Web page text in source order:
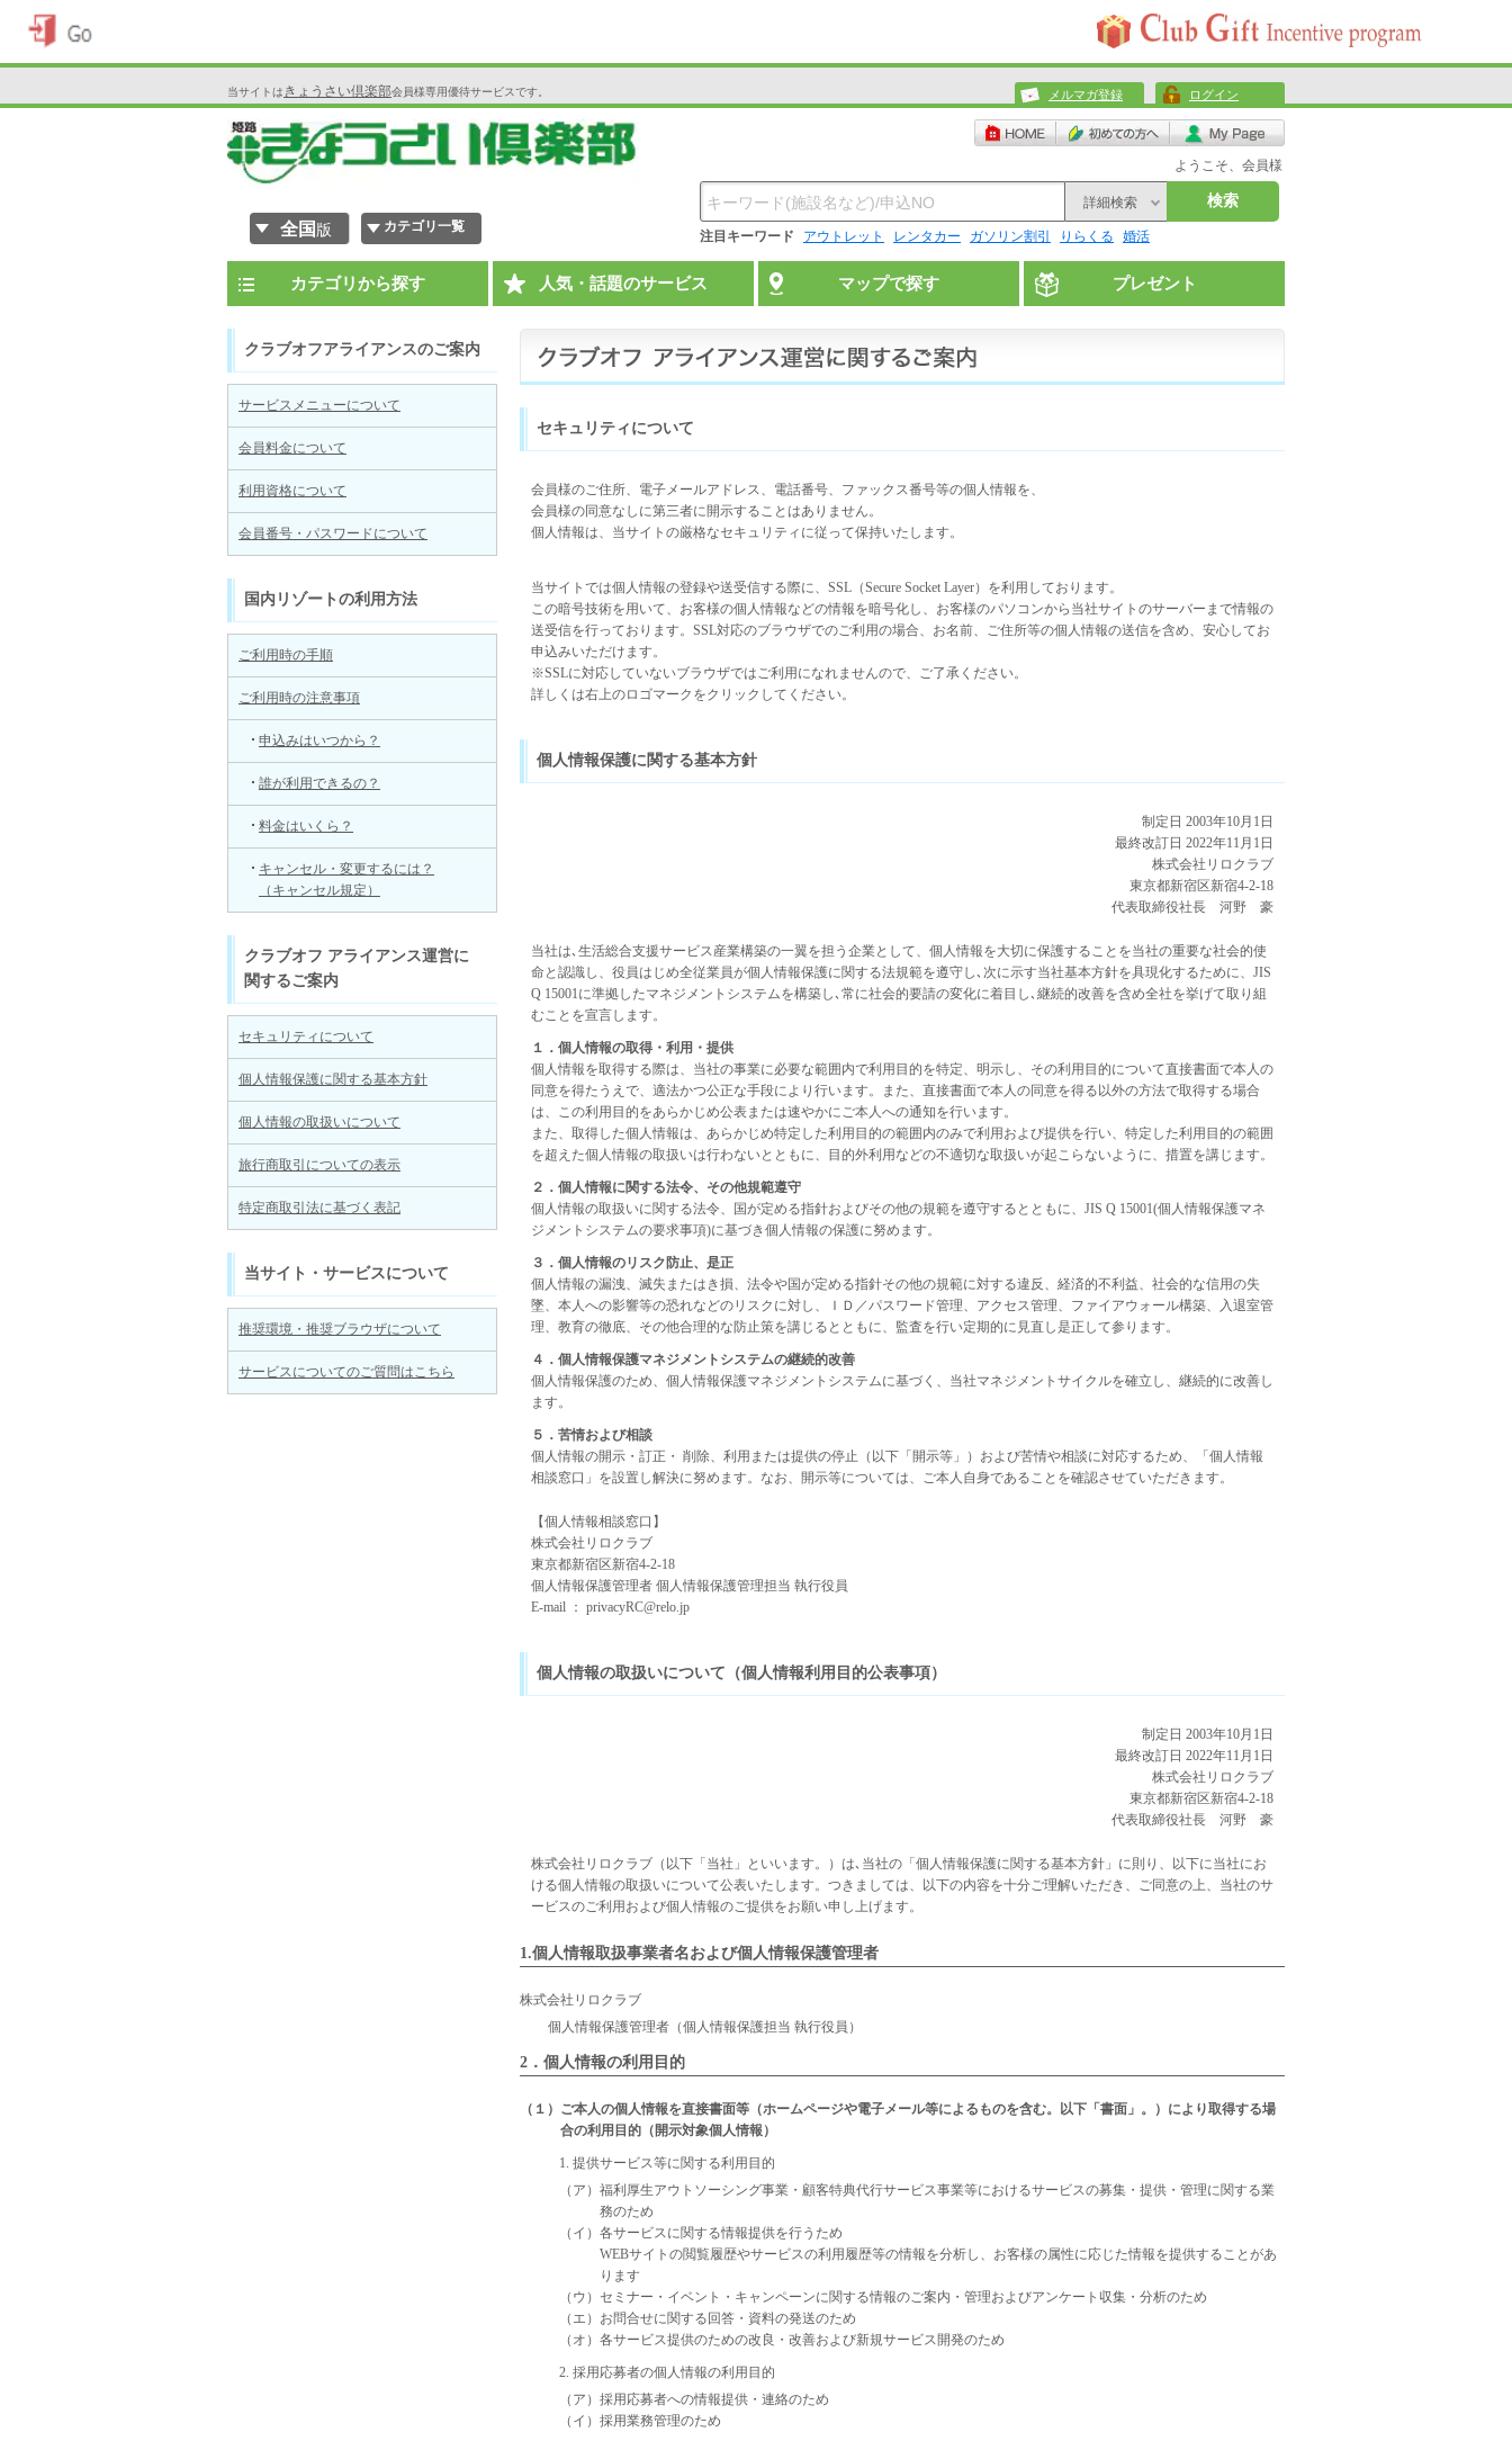
当サイトは きょうさい倶楽部会員様専用優待サービスです。 メルマガ登録 ログイン
ようこそ、会員様
全国 版 カテゴリ一覧
詳細検索 検索
注目キーワード アウトレット レンタカー ガソリン割引 りらくる 婚活
カテゴリから探す 人気・話題のサービス マップで探す プレゼント
セキュリティについて
会員様のご住所、電子メールアドレス、電話番号、ファックス番号等の個人情報を、
会員様の同意なしに第三者に開示することはありません。
個人情報は、当サイトの厳格なセキュリティに従って保持いたします。
当サイトでは個人情報の登録や送受信する際に、SSL（Secure Socket Layer）を利用しております。
この暗号技術を用いて、お客様の個人情報などの情報を暗号化し、お客様のパソコンから当社サイトのサーバーまで情報の
送受信を行っております。SSL対応のブラウザでのご利用の場合、お名前、ご住所等の個人情報の送信を含め、安心してお
申込みいただけます。
※SSLに対応していないブラウザではご利用になれませんので、ご了承ください。
詳しくは右上のロゴマークをクリックしてください。
個人情報保護に関する基本方針
制定日 2003年10月1日
最終改訂日 2022年11月1日
株式会社リロクラブ
東京都新宿区新宿4-2-18
代表取締役社長 河野 豪
当社は､生活総合支援サービス産業構築の一翼を担う企業として、個人情報を大切に保護することを当社の重要な社会的使
命と認識し、役員はじめ全従業員が個人情報保護に関する法規範を遵守し､次に示す当社基本方針を具現化するために、JIS
Q 15001に準拠したマネジメントシステムを構築し､常に社会的要請の変化に着目し､継続的改善を含め全社を挙げて取り組
むことを宣言します。
１．個人情報の取得・利用・提供
個人情報を取得する際は、当社の事業に必要な範囲内で利用目的を特定、明示し、その利用目的について直接書面で本人の
同意を得たうえで、適法かつ公正な手段により行います。また、直接書面で本人の同意を得る以外の方法で取得する場合
は、この利用目的をあらかじめ公表または速やかにご本人への通知を行います。
また、取得した個人情報は、あらかじめ特定した利用目的の範囲内のみで利用および提供を行い、特定した利用目的の範囲
を超えた個人情報の取扱いは行わないとともに、目的外利用などの不適切な取扱いが起こらないように、措置を講じます。
２．個人情報に関する法令、その他規範遵守
個人情報の取扱いに関する法令、国が定める指針およびその他の規範を遵守するとともに、JIS Q 15001(個人情報保護マネ
ジメントシステムの要求事項)に基づき個人情報の保護に努めます。
３．個人情報のリスク防止、是正
個人情報の漏洩、滅失またはき損、法令や国が定める指針その他の規範に対する違反、経済的不利益、社会的な信用の失
墜、本人への影響等の恐れなどのリスクに対し、ＩＤ／パスワード管理、アクセス管理、ファイアウォール構築、入退室管
理、教育の徹底、その他合理的な防止策を講じるとともに、監査を行い定期的に見直し是正して参ります。
４．個人情報保護マネジメントシステムの継続的改善
個人情報保護のため、個人情報保護マネジメントシステムに基づく、当社マネジメントサイクルを確立し、継続的に改善し
ます。
５．苦情および相談
個人情報の開示・訂正・ 削除、利用または提供の停止（以下「開示等」）および苦情や相談に対応するため、「個人情報
相談窓口」を設置し解決に努めます。なお、開示等については、ご本人自身であることを確認させていただきます。
【個人情報相談窓口】
株式会社リロクラブ
東京都新宿区新宿4-2-18
個人情報保護管理者 個人情報保護管理担当 執行役員
E-mail ： privacyRC@relo.jp
個人情報の取扱いについて（個人情報利用目的公表事項）
制定日 2003年10月1日
最終改訂日 2022年11月1日
株式会社リロクラブ
東京都新宿区新宿4-2-18
代表取締役社長 河野 豪
株式会社リロクラブ（以下「当社」といいます。）は､当社の「個人情報保護に関する基本方針」に則り、以下に当社にお
ける個人情報の取扱いについて公表いたします。つきましては、以下の内容を十分ご理解いただき、ご同意の上、当社のサ
ービスのご利用および個人情報のご提供をお願い申し上げます。
1.個人情報取扱事業者名および個人情報保護管理者
株式会社リロクラブ
個人情報保護管理者（個人情報保護担当 執行役員）
2．個人情報の利用目的
（１）ご本人の個人情報を直接書面等（ホームページや電子メール等によるものを含む。以下「書面」。）により取得する場
合の利用目的（開示対象個人情報）
1. 提供サービス等に関する利用目的
（ア）福利厚生アウトソーシング事業・顧客特典代行サービス事業等におけるサービスの募集・提供・管理に関する業
務のため
（イ）各サービスに関する情報提供を行うため
WEBサイトの閲覧履歴やサービスの利用履歴等の情報を分析し、お客様の属性に応じた情報を提供することがあ
ります
（ウ）セミナー・イベント・キャンペーンに関する情報のご案内・管理およびアンケート収集・分析のため
（エ）お問合せに関する回答・資料の発送のため
（オ）各サービス提供のための改良・改善および新規サービス開発のため
2. 採用応募者の個人情報の利用目的
（ア）採用応募者への情報提供・連絡のため
（イ）採用業務管理のため
クラブオフアライアンスのご案内
サービスメニューについて
会員料金について
利用資格について
会員番号・パスワードについて
国内リゾートの利用方法
ご利用時の手順
ご利用時の注意事項
申込みはいつから？
誰が利用できるの？
料金はいくら？
キャンセル・変更するには？
（キャンセル規定）
クラブオフ アライアンス運営に
関するご案内
セキュリティについて
個人情報保護に関する基本方針
個人情報の取扱いについて
旅行商取引についての表示
特定商取引法に基づく表記
当サイト・サービスについて
推奨環境・推奨ブラウザについて
サービスについてのご質問はこちら